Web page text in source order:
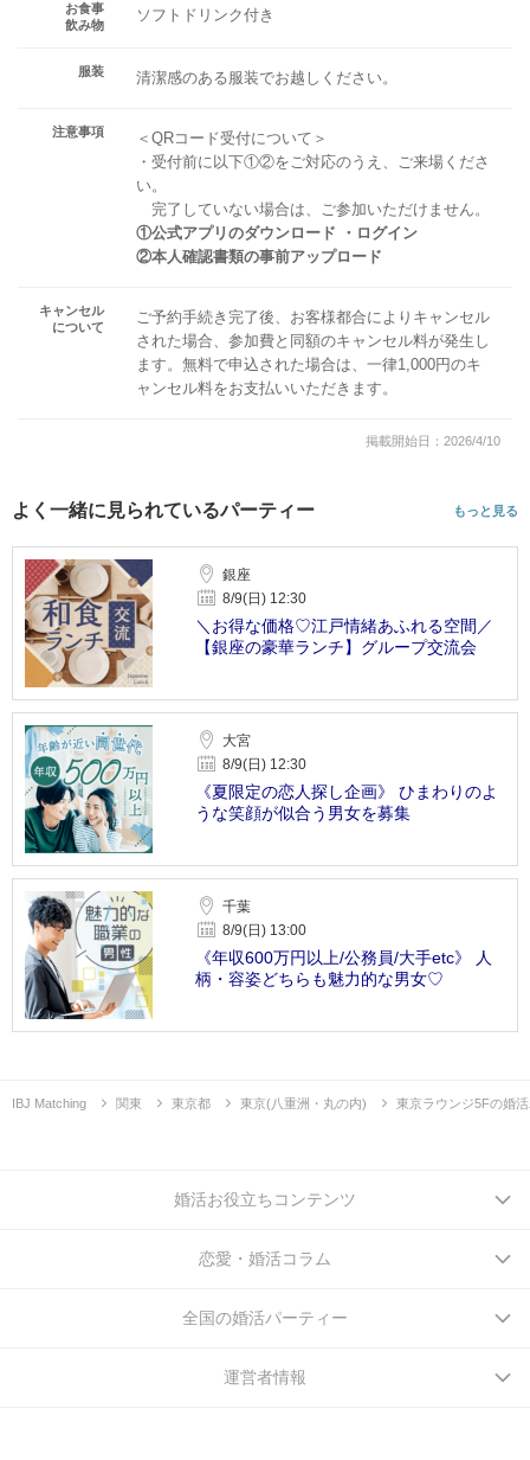
お食事
飲み物
ソフトドリンク付き
服装 清潔感のある服装でお越しください。
注意事項
＜QRコード受付について＞
・受付前に以下①②をご対応のうえ、ご来場くださ
い。
完了していない場合は、ご参加いただけません。
①公式アプリのダウンロード ・ログイン
②本人確認書類の事前アップロード
キャンセル
について
ご予約手続き完了後、お客様都合によりキャンセル
された場合、参加費と同額のキャンセル料が発生し
ます。無料で申込された場合は、一律1,000円のキ
ャンセル料をお支払いいただきます。
掲載開始日：2026/4/10
よく一緒に見られているパーティー もっと見る
銀座
8/9(日) 12:30
＼お得な価格♡江戸情緒あふれる空間／
【銀座の豪華ランチ】グループ交流会
大宮
8/9(日) 12:30
《夏限定の恋人探し企画》 ひまわりのよ
うな笑顔が似合う男女を募集
千葉
8/9(日) 13:00
《年収600万円以上/公務員/大手etc》 人
柄・容姿どちらも魅力的な男女♡
IBJ Matching 関東 東京都 東京(八重洲・丸の内) 東京ラウンジ5Fの婚
婚活お役立ちコンテンツ
恋愛・婚活コラム
全国の婚活パーティー
運営者情報